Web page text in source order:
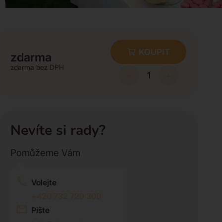
zdarma
zdarma
KOUPIT
Nevíte si rady?
Pomůžeme Vám
Volejte
Pište